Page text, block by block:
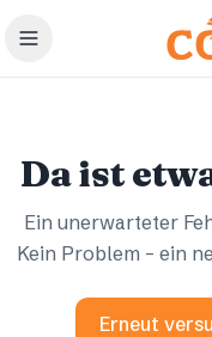
Zum Hauptinhalt
Da ist
Ein unerwarteter
Kein Problem – ein
Erneut